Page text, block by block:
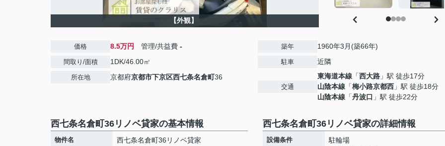
【外観】
価格 8.5万円 管理/共益費 -
間取り/面積 1DK/46.00㎡
所在地 京都府京都市下京区西七条名倉町36
築年 1960年3月(築66年)
駐車 近隣
交通
東海道本線 「西大路 」駅 徒歩17分
山陰本線 「梅小路京都西 」駅 徒歩18分
山陰本線 「丹波口 」駅 徒歩22分
西七条名倉町36リノベ貸家の基本情報
物件名 西七条名倉町36リノベ貸家
西七条名倉町36リノベ貸家の詳細情報
設備条件
駐輪場